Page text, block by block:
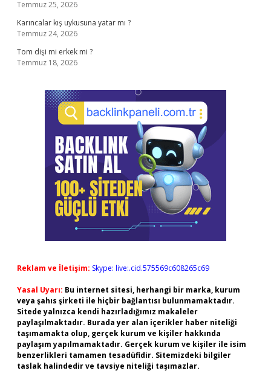
Temmuz 25, 2026
Karıncalar kış uykusuna yatar mı ?
Temmuz 24, 2026
Tom dişi mi erkek mi ?
Temmuz 18, 2026
Reklam ve İletişim: Skype: live:.cid.575569c608265c69
Yasal Uyarı: Bu internet sitesi, herhangi bir marka, kurum
veya şahıs şirketi ile hiçbir bağlantısı bulunmamaktadır.
Sitede yalnızca kendi hazırladığımız makaleler
paylaşılmaktadır. Burada yer alan içerikler haber niteliği
taşımamakta olup, gerçek kurum ve kişiler hakkında
paylaşım yapılmamaktadır. Gerçek kurum ve kişiler ile isim
benzerlikleri tamamen tesadüfidir. Sitemizdeki bilgiler
taslak halindedir ve tavsiye niteliği taşımazlar.